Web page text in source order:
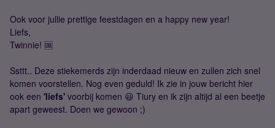
Ook voor jullie prettige feestdagen en a happy new year!
Liefs,
Twinnie! 🆒
Ssttt.. Deze stiekemerds zijn inderdaad nieuw en zullen zich snel
komen voorstellen. Nog even geduld! Ik zie in jouw bericht hier
ook een 'liefs' voorbij komen 😃 Tiury en ik zijn altijd al een beetje
apart geweest. Doen we gewoon ;)